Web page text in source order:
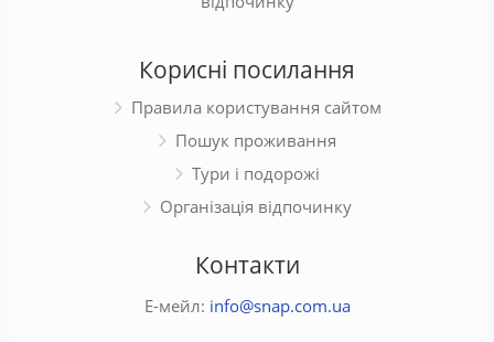
Корисні посилання
Правила користування сайтом
Пошук проживання
Тури і подорожі
Організація відпочинку
Контакти
Е-мейл: info@snap.com.ua